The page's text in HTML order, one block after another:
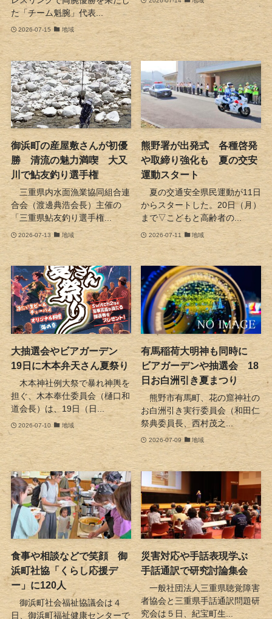
た「チーム魁腕」代表...
2026-07-15 地域
御浜町の産屋敷さんが初優
勝 清流の魅力満喫 大又
川で鮎友釣り選手権
三重県内水面漁業協同組合連
合会（渡邊典浩会長）主催の
「三重県鮎友釣り選手権...
2026-07-13 地域
熊野署が出発式 各種啓発
や取締り強化も 夏の交安
運動スタート
夏の交通安全県民運動が11日
からスタートした。20日（月）
まで▽こどもと高齢者の...
2026-07-11 地域
大抽選会やビアガーデン
19日に木本弁天さん夏祭り
木本神社例大祭で暴れ神輿を
担ぐ、木本奉仕委員会（樋口和
道会長）は、19日（日...
2026-07-10 地域
有馬稲荷大明神も同時に
ビアガーデンや抽選会 18
日お白洲引き夏まつり
熊野市有馬町、花の窟神社の
お白洲引き実行委員会（和田仁
祭典委員長、西村茂之...
2026-07-09 地域
食事や相談などで笑顔 御
浜町社協「くらし応援デ
ー」に120人
御浜町社会福祉協議会は４
日、御浜町福祉健康センターで
災害対応や手話表現学ぶ
手話通訳で研究討論集会
一般社団法人三重県聴覚障害
者協会と三重県手話通訳問題研
究会は５日、紀宝町生...